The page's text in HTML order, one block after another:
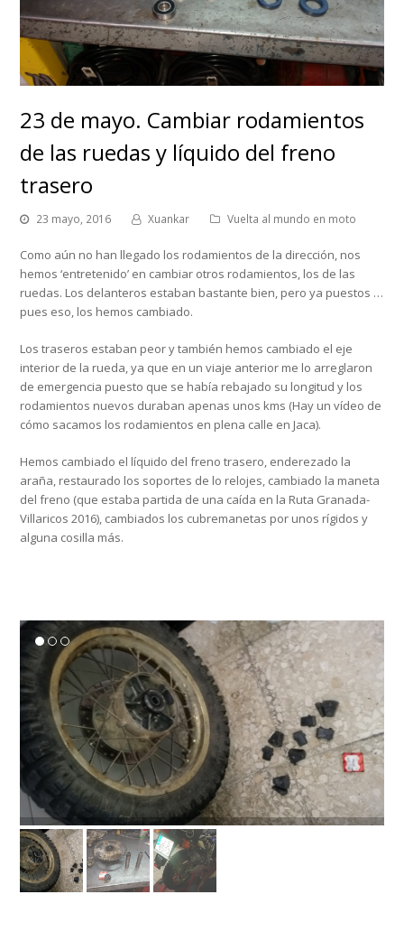
23 de mayo. Cambiar rodamientos
de las ruedas y lí­quido del freno
trasero
23 mayo, 2016 Xuankar Vuelta al mundo en moto
Como aún no han llegado los rodamientos de la dirección, nos
hemos ‘entretenido’ en cambiar otros rodamientos, los de las
ruedas. Los delanteros estaban bastante bien, pero ya puestos …
pues eso, los hemos cambiado.
Los traseros estaban peor y también hemos cambiado el eje
interior de la rueda, ya que en un viaje anterior me lo arreglaron
de emergencia puesto que se había rebajado su longitud y los
rodamientos nuevos duraban apenas unos kms (Hay un vídeo de
cómo sacamos los rodamientos en plena calle en Jaca).
Hemos cambiado el líquido del freno trasero, enderezado la
araña, restaurado los soportes de lo relojes, cambiado la maneta
del freno (que estaba partida de una caí­da en la Ruta Granada-
Villaricos 2016), cambiados los cubremanetas por unos rí­gidos y
alguna cosilla más.
20160523_123527